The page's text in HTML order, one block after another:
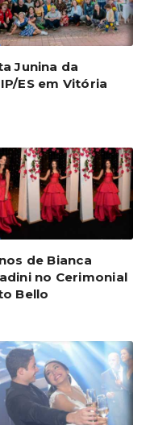
Junina da
ES em Vitória
de Bianca
no Cerimonial
Bello